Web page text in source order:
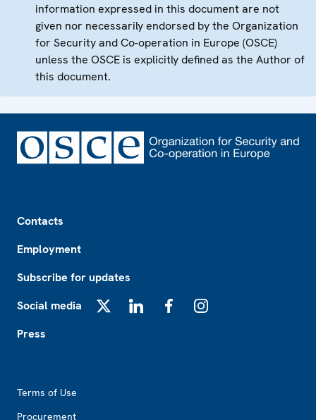
information expressed in this document are not
given nor necessarily endorsed by the Organization
for Security and Co-operation in Europe (OSCE)
unless the OSCE is explicitly defined as the Author of
this document.
Contacts
Employment
Subscribe for updates
Social media
Press
Terms of Use
Procurement